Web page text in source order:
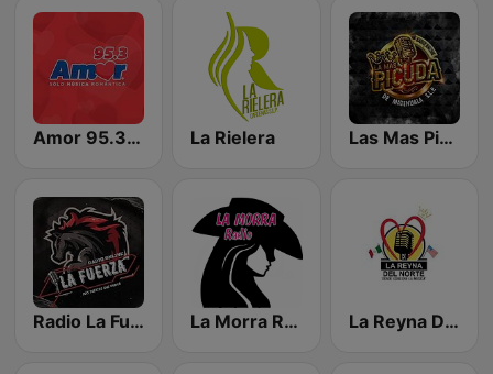
Amor 95.3 FM - San Luis Potosí La Rielera Las Mas Picuda de Matehuala
Radio La Fuerza Oficial La Morra Radio La Reyna Del Norte